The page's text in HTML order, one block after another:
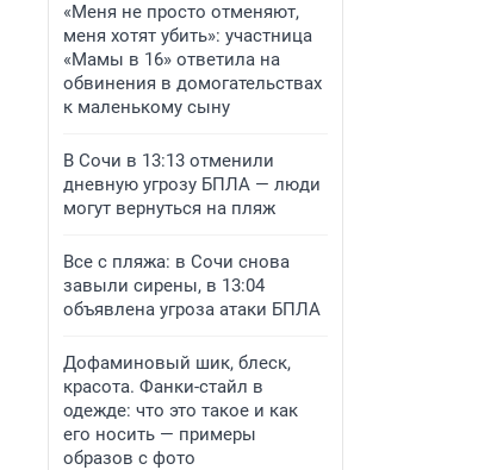
«Меня не просто отменяют,
меня хотят убить»: участница
«Мамы в 16» ответила на
обвинения в домогательствах
к маленькому сыну
В Сочи в 13:13 отменили
дневную угрозу БПЛА — люди
могут вернуться на пляж
Все с пляжа: в Сочи снова
завыли сирены, в 13:04
объявлена угроза атаки БПЛА
Дофаминовый шик, блеск,
красота. Фанки-стайл в
одежде: что это такое и как
его носить — примеры
образов с фото